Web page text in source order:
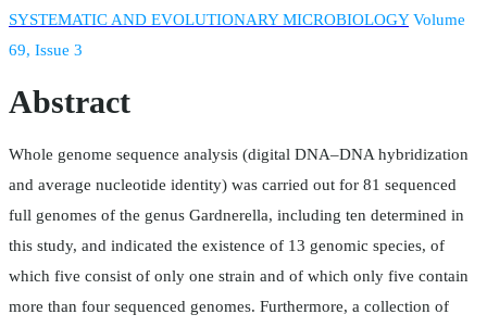
SYSTEMATIC AND EVOLUTIONARY MICROBIOLOGYVolume
69, Issue 3
Abstract
Whole genome sequence analysis (digital DNA–DNA hybridization
and average nucleotide identity) was carried out for 81 sequenced
full genomes of the genus Gardnerella, including ten determined in
this study, and indicated the existence of 13 genomic species, of
which five consist of only one strain and of which only five contain
more than four sequenced genomes. Furthermore, a collection of